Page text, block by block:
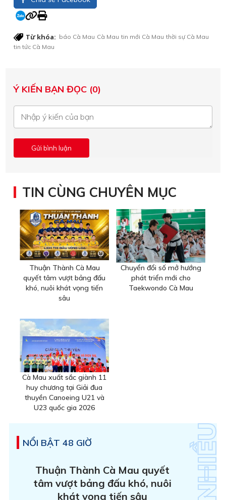
Từ khóa: báo Cà Mau Cà Mau tin mới Cà Mau thời sự Cà Mau
tin tức Cà Mau
Ý KIẾN BẠN ĐỌC (0)
TIN CÙNG CHUYÊN MỤC
Thuận Thành Cà Mau
quyết tâm vượt bảng đấu
khó, nuôi khát vọng tiến
sâu
Chuyển đổi số mở hướng
phát triển mới cho
Taekwondo Cà Mau
Cà Mau xuất sắc giành 11
huy chương tại Giải đua
thuyền Canoeing U21 và
U23 quốc gia 2026
NỔI BẬT 48 GIỜ
Thuận Thành Cà Mau quyết
tâm vượt bảng đấu khó, nuôi
khát vọng tiến sâu